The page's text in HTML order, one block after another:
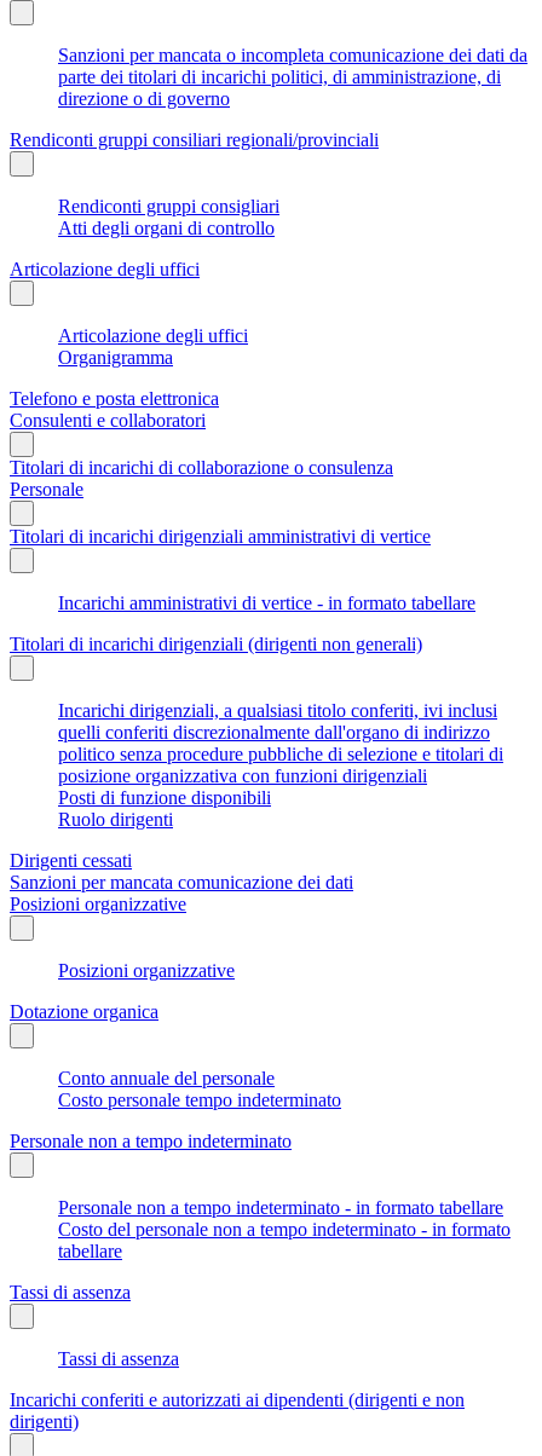
Sanzioni per mancata o incompleta comunicazione dei dati da
parte dei titolari di incarichi politici, di amministrazione, di
direzione o di governo
Rendiconti gruppi consiliari regionali/provinciali
Rendiconti gruppi consigliari
Atti degli organi di controllo
Articolazione degli uffici
Articolazione degli uffici
Organigramma
Telefono e posta elettronica
Consulenti e collaboratori
Titolari di incarichi di collaborazione o consulenza
Personale
Titolari di incarichi dirigenziali amministrativi di vertice
Incarichi amministrativi di vertice - in formato tabellare
Titolari di incarichi dirigenziali (dirigenti non generali)
Incarichi dirigenziali, a qualsiasi titolo conferiti, ivi inclusi
quelli conferiti discrezionalmente dall'organo di indirizzo
politico senza procedure pubbliche di selezione e titolari di
posizione organizzativa con funzioni dirigenziali
Posti di funzione disponibili
Ruolo dirigenti
Dirigenti cessati
Sanzioni per mancata comunicazione dei dati
Posizioni organizzative
Posizioni organizzative
Dotazione organica
Conto annuale del personale
Costo personale tempo indeterminato
Personale non a tempo indeterminato
Personale non a tempo indeterminato - in formato tabellare
Costo del personale non a tempo indeterminato - in formato
tabellare
Tassi di assenza
Tassi di assenza
Incarichi conferiti e autorizzati ai dipendenti (dirigenti e non
dirigenti)